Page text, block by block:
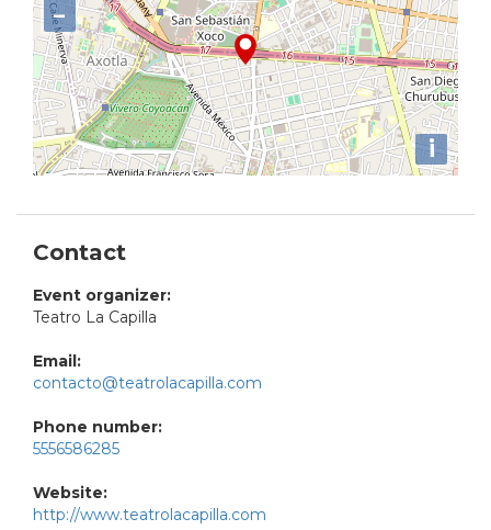
−
i
Contact
Event organizer:
Teatro La Capilla
Email:
contacto@teatrolacapilla.com
Phone number:
5556586285
Website:
http://www.teatrolacapilla.com